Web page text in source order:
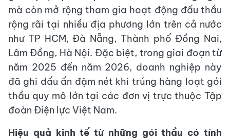
mà còn mở rộng tham gia hoạt động đấu thầu
rộng rãi tại nhiều địa phương lớn trên cả nước
như TP HCM, Đà Nẵng, Thành phố Đồng Nai,
Lâm Đồng, Hà Nội. Đặc biệt, trong giai đoạn từ
năm 2025 đến năm 2026, doanh nghiệp này
đã ghi dấu ấn đậm nét khi trúng hàng loạt gói
thầu quy mô lớn tại các đơn vị trực thuộc Tập
đoàn Điện lực Việt Nam.
Hiệu quả kinh tế từ những gói thầu có tính